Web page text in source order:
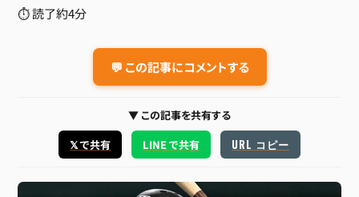
⏱ 読了約4分
💬 この記事にコメントする
▼ この記事を共有する
𝕏 で共有
LINE で共有 URL コピー